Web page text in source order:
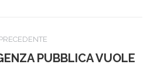
PUBBLICA VUOLE